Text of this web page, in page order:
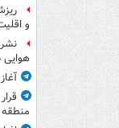
و
هوایی